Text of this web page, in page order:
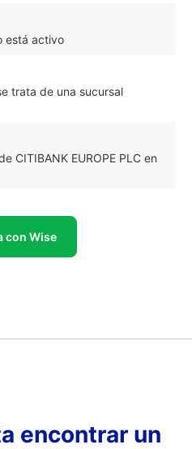
está activo
trata de una sucursal
CITIBANK EUROPE PLC en
con Wise
encontrar un